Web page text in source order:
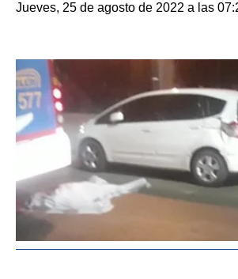
Jueves, 25 de agosto de 2022 a las